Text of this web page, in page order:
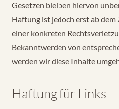
Gesetzen bleiben hiervon
Haftung ist jedoch erst ab
einer konkreten
Bekanntwerden von
werden wir diese Inhalte
Haftung für Links